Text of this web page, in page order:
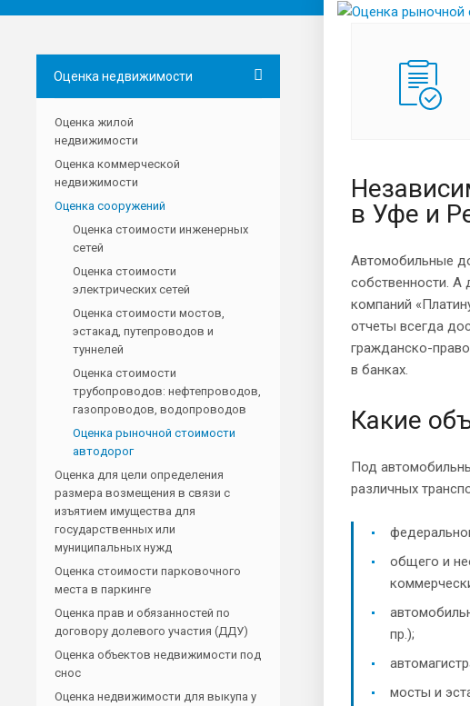
в Уфе и
Автомобильные
собственности. А
компаний
отчеты всегда
гражданско-
в банках.
Какие
Под
различных
общего и
пр.);
мосты и
Оценка недвижимости
Оценка жилой
недвижимости
Оценка коммерческой
недвижимости
Оценка сооружений
Оценка стоимости инженерных
сетей
Оценка стоимости
электрических сетей
Оценка стоимости мостов,
эстакад, путепроводов и
туннелей
Оценка стоимости
трубопроводов: нефтепроводов,
газопроводов, водопроводов
Оценка рыночной стоимости
автодорог
Оценка для цели определения
размера возмещения в связи с
изъятием имущества для
государственных или
муниципальных нужд
Оценка стоимости парковочного
места в паркинге
Оценка прав и обязанностей по
договору долевого участия (ДДУ)
Оценка объектов недвижимости под
снос
Оценка недвижимости для выкупа у